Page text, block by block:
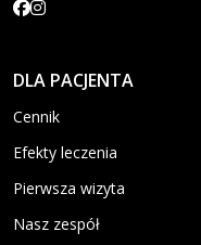
DLA PACJENTA
Cennik
Efekty leczenia
Pierwsza wizyta
Nasz zespół